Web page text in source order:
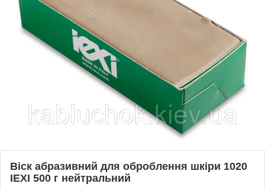
Віск абразивний для оброблення шкіри 1020
IEXI 500 г нейтральний